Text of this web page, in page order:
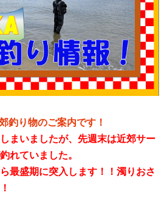
釣り物のご案内です！
まいましたが、先週末は近郊サー
れていました。
最盛期に突入します！！濁りおさ